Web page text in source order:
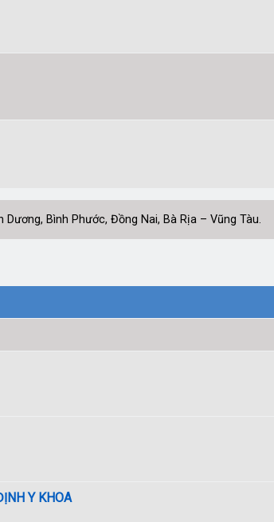
Bình Phước, Đồng Nai, Bà Rịa – Vũng Tàu.
Y KHOA